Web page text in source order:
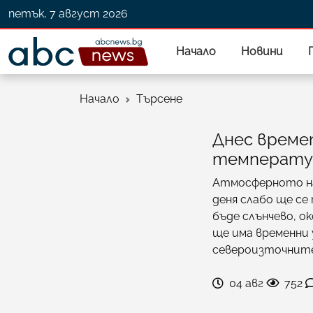
петък, 7 август 2026
Начало Новини
Начало Търсене
Днес
Атмосферното
деня слабо ще
бъде слънчево,
ще има временни
04 авг 752